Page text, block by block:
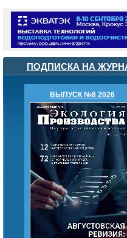
ПОДПИСКА НА
ВЫПУСК №8 2026